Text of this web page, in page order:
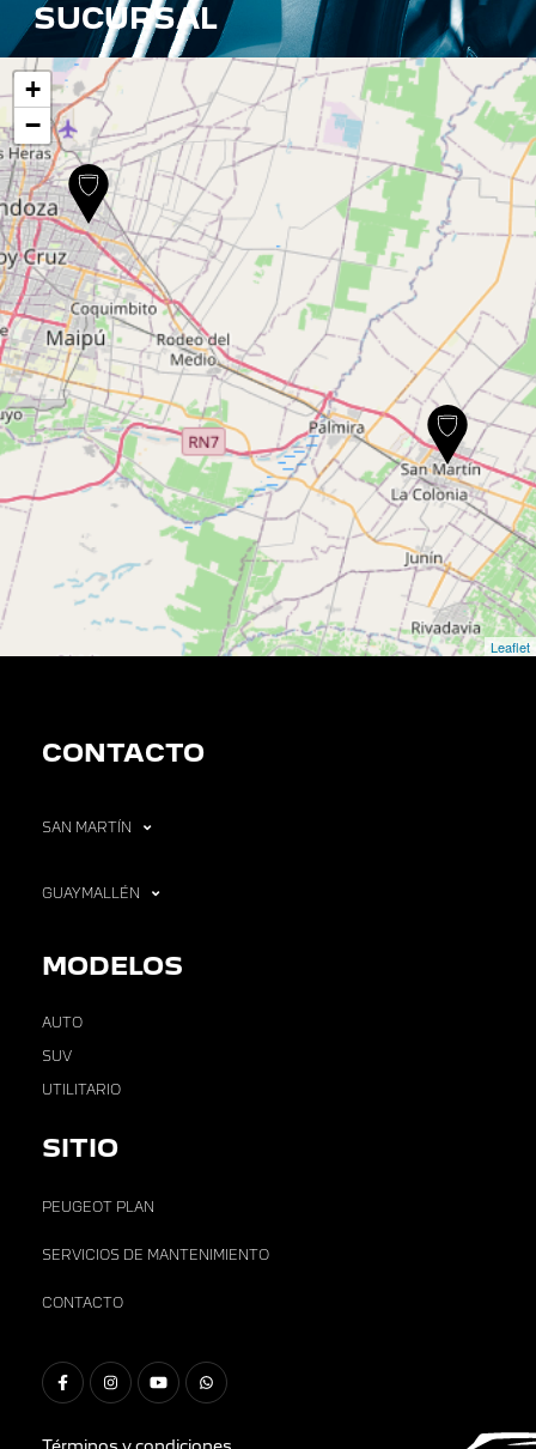
SUCURSAL
+
−
Leaflet
CONTACTO
SAN MARTÍN
GUAYMALLÉN
MODELOS
AUTO
SUV
UTILITARIO
SITIO
PEUGEOT PLAN
SERVICIOS DE MANTENIMIENTO
CONTACTO